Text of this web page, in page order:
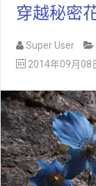
穿越秘密
Super User
2014年09月08